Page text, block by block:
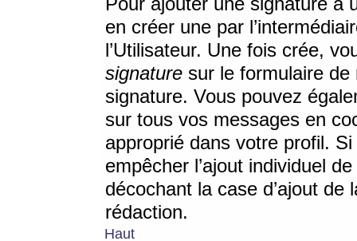
en créer une par
l’Utilisateur. Une fois crée,
signature sur le formulaire de
signature. Vous pouvez
sur tous vos messages en
approprié dans votre profil.
empêcher l’ajout individuel
décochant la case d’ajout
rédaction.
Haut